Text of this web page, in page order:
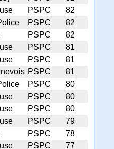
PSPC
82
PSPC
82
PSPC
82
PSPC
81
PSPC
81
PSPC
81
PSPC
80
PSPC
80
PSPC
80
PSPC
79
PSPC
78
PSPC
77